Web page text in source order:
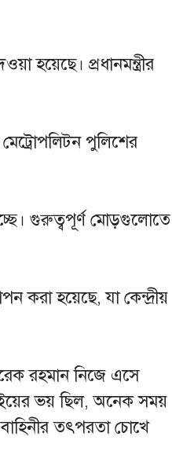
হয়েছে। প্রধানমন্ত্রীর
মেট্রোপলিটন পুলিশের
গুরুত্বপূর্ণ মোড়গুলোতে
করা হয়েছে, যা কেন্দ্রীয়
রহমান নিজে এসে
ভয় ছিল, অনেক সময়
বাহিনীর তৎপরতা চোখে